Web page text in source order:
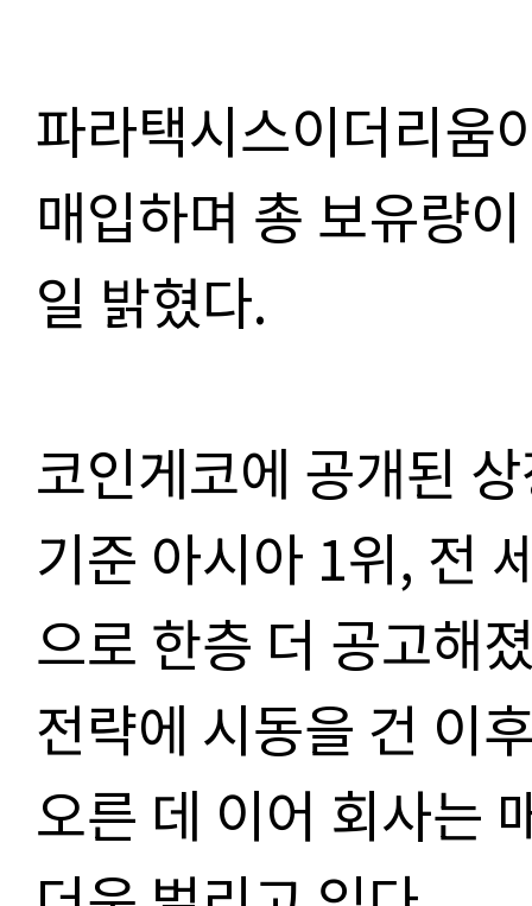
파라택시스이더리움
매입하며 총 보유량
일 밝혔다.
코인게코에 공개된
기준 아시아 1위, 전
으로 한층 더 공고해
전략에 시동을 건 이
오른 데 이어 회사는